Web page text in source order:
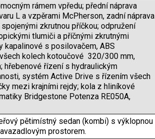
rámem vpředu; přední náprava
L a vzpěrami McPherson, zadní náprava
zkrutnou příčkou; odpružení
tlumiči a příčnými zkrutnými
s posilovačem, ABS
kolech kotoučové 320/300 mm,
hřebenové řízení s hydraulickým
systém Active Drive s řízením všech
mezi krajními rejdy; kola z hliníkové
Bridgestone Potenza RE050A,
pětimístný sedan (kombi) s výklopnou
prostorem.